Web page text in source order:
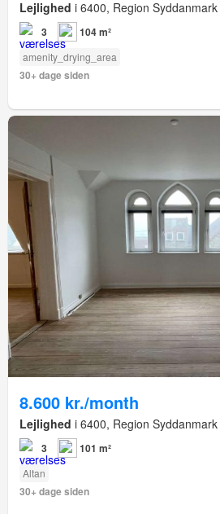
Lejlighed i 6400, Region Syddanmark
3 104 m²
amenity_drying_area
30+ dage siden
8.600 kr./month
Lejlighed i 6400, Region Syddanmark
3 101 m²
Altan
30+ dage siden